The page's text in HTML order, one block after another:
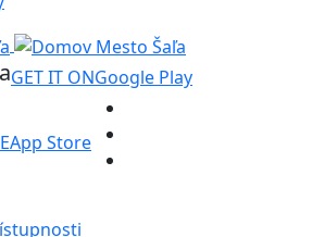
GET IT ONGoogle Play
App Store